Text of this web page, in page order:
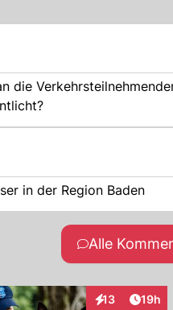
die
in der Region Baden
Alle
13
Interaktionen
19h